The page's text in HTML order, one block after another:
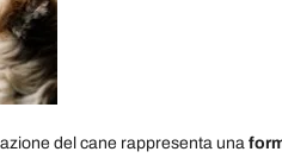
del cane rappresenta una